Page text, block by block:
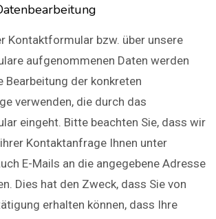
Kontaktformular bzw. über unsere
aufgenommenen Daten werden
Bearbeitung der konkreten
verwenden, die durch das
eingeht. Bitte beachten Sie, dass wir
Kontaktanfrage Ihnen unter
E-Mails an die angegebene Adresse
Dies hat den Zweck, dass Sie von
erhalten können, dass Ihre